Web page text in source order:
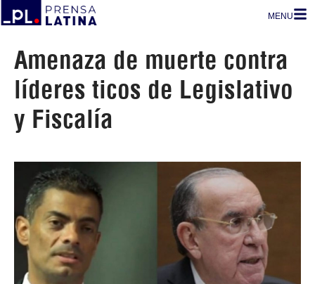
MENU
Amenaza de muerte contra
líderes ticos de Legislativo
y Fiscalía